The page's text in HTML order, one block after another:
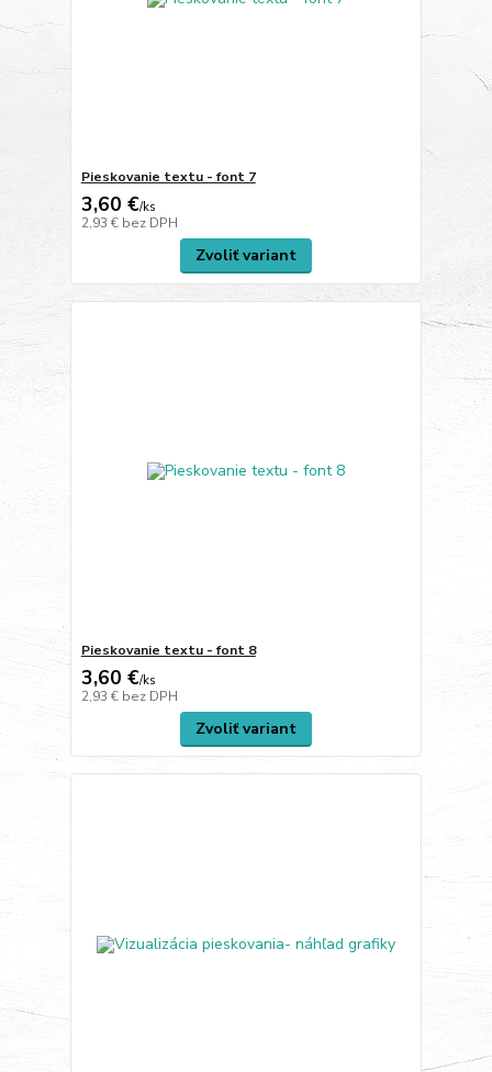
Pieskovanie textu - font 7
3,60 €/ks
2,93 € bez DPH
Zvoliť variant
Pieskovanie textu - font 8
3,60 €/ks
2,93 € bez DPH
Zvoliť variant